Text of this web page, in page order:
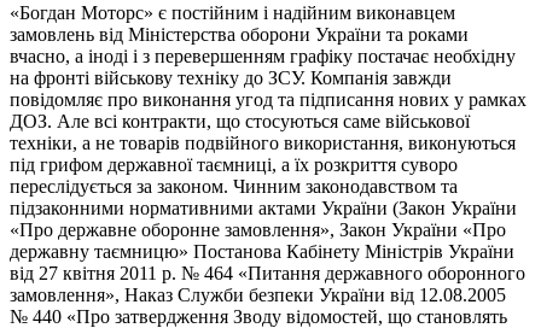
«Богдан Моторс» є постійним і надійним виконавцем
замовлень від Міністерства оборони України та роками
вчасно, а іноді і з перевершенням графіку постачає необхідну
на фронті військову техніку до ЗСУ. Компанія завжди
повідомляє про виконання угод та підписання нових у рамках
ДОЗ. Але всі контракти, що стосуються саме військової
техніки, а не товарів подвійного використання, виконуються
під грифом державної таємниці, а їх розкриття суворо
переслідується за законом. Чинним законодавством та
підзаконними нормативними актами України (Закон України
«Про державне оборонне замовлення», Закон України «Про
державну таємницю» Постанова Кабінету Міністрів України
від 27 квітня 2011 р. № 464 «Питання державного оборонного
замовлення», Наказ Служби безпеки України від 12.08.2005
№ 440 «Про затвердження Зводу відомостей, що становлять